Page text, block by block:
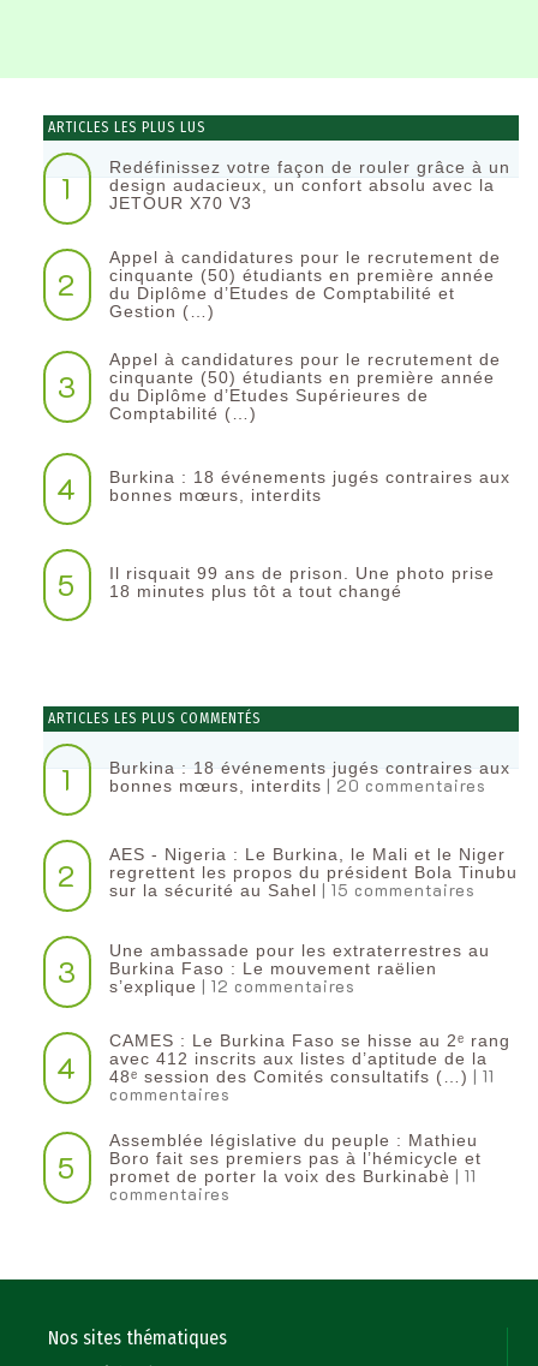
ARTICLES LES PLUS LUS
1
Redéfinissez votre façon de rouler grâce à un
design audacieux, un confort absolu avec la
JETOUR X70 V3
2
Appel à candidatures pour le recrutement de
cinquante (50) étudiants en première année
du Diplôme d’Etudes de Comptabilité et
Gestion (…)
3
Appel à candidatures pour le recrutement de
cinquante (50) étudiants en première année
du Diplôme d’Etudes Supérieures de
Comptabilité (…)
4
Burkina : 18 événements jugés contraires aux
bonnes mœurs, interdits
5
Il risquait 99 ans de prison. Une photo prise
18 minutes plus tôt a tout changé
ARTICLES LES PLUS COMMENTÉS
1
Burkina : 18 événements jugés contraires aux
bonnes mœurs, interdits | 20 commentaires
2
AES - Nigeria : Le Burkina, le Mali et le Niger
regrettent les propos du président Bola Tinubu
sur la sécurité au Sahel | 15 commentaires
3
Une ambassade pour les extraterrestres au
Burkina Faso : Le mouvement raëlien
s’explique | 12 commentaires
4
CAMES : Le Burkina Faso se hisse au 2ᵉ rang
avec 412 inscrits aux listes d’aptitude de la
48ᵉ session des Comités consultatifs (…) | 11
commentaires
5
Assemblée législative du peuple : Mathieu
Boro fait ses premiers pas à l’hémicycle et
promet de porter la voix des Burkinabè | 11
commentaires
Nos sites thématiques